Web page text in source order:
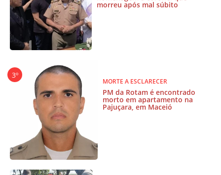
morreu após mal súbito
MORTE A ESCLARECER
PM da Rotam é encontrado
morto em apartamento na
Pajuçara, em Maceió